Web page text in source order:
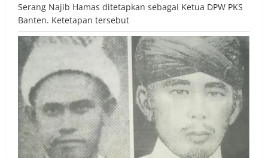
Serang Najib Hamas ditetapkan sebagai Ketua DPW PKS
Banten. Ketetapan tersebut